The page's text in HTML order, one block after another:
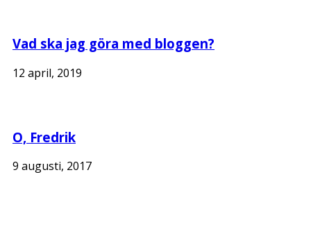
Vad ska jag göra med bloggen?
12 april, 2019
O, Fredrik
9 augusti, 2017